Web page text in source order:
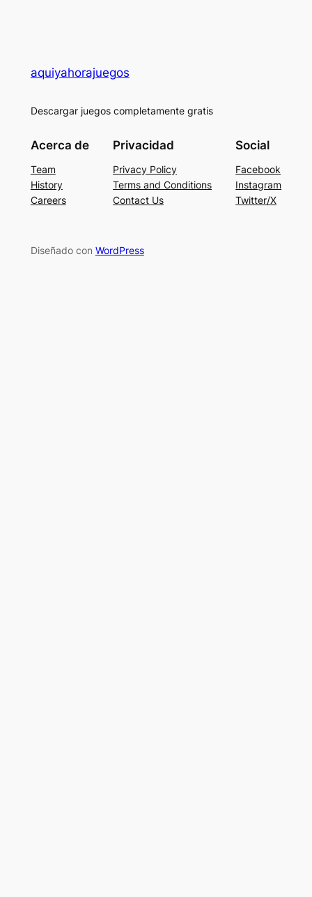
aquiyahorajuegos
Descargar juegos completamente gratis
Acerca de
Team
History
Careers
Privacidad
Privacy Policy
Terms and Conditions
Contact Us
Social
Facebook
Instagram
Twitter/X
Diseñado con WordPress